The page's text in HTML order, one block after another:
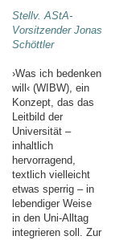
Stellv. AStA-
Vorsitzender Jonas
Schöttler
›Was ich bedenken
will‹ (WIBW), ein
Konzept, das das
Leitbild der
Universität –
inhaltlich
hervorragend,
textlich vielleicht
etwas sperrig – in
lebendiger Weise
in den Uni-Alltag
integrieren soll. Zur